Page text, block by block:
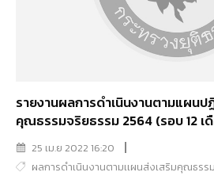
รายงานผลการดำเนินงานตามแผน
คุณธรรมจริยธรรม 2564 (รอบ 12 เ
25 เม.ย 2022 16:20
ผลการดำเนินงานตามเเผนส่งเสริมคุณธร